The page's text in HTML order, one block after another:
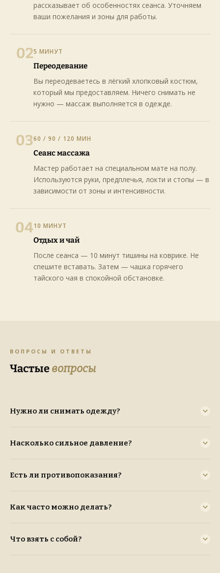
рассказывает об особенностях сеанса. Уточняем
ваши пожелания и зоны для работы.
025 МИНУТ
Переодевание
Вы переодеваетесь в лёгкий хлопковый костюм,
который мы предоставляем. Ничего снимать не
нужно — массаж выполняется в одежде.
0360 / 90 / 120 МИН
Сеанс массажа
Мастер работает на специальном мате на полу.
Используются руки, предплечья, локти и стопы — в
зависимости от зоны и интенсивности.
0410 МИНУТ
Отдых и чай
После сеанса — 10 минут тишины на коврике. Не
спешите вставать. Затем — чашка горячего
тайского чая в спокойной обстановке.
ВОПРОСЫ И ОТВЕТЫ
Частыевопросы
Нужно ли снимать одежду?
Насколько сильное давление?
Есть ли противопоказания?
Как часто можно делать?
Что взять с собой?